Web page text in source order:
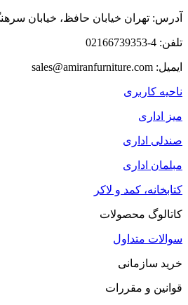
آدرس: تهران خیابان حافظ، خیابان
تلفن: 4-02166739353
ایمیل: sales@amiranfurniture.com
ناحیه کاربری
میز اداری
صندلی اداری
مبلمان اداری
کتابخانه، کمد و لاکر
کاتالوگ محصولات
سوالات متداول
خرید سازمانی
قوانین و مقررات